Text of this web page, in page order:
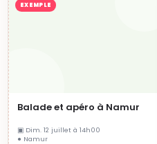
EXEMPLE
Balade et apéro à Namur
▣ Dim. 12 juillet à 14h00
● Namur